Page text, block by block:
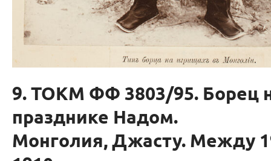
9. ТОКМ ФФ 3803/95. Борец
празднике Надом.
Монголия, Джасту. Между